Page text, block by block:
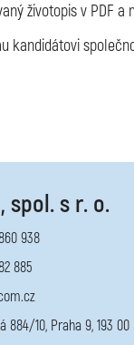
životopis v PDF a
kandidátovi
spol. s r. o.
938
885
884/10, Praha 9, 193 00